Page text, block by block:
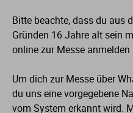
Bitte beachte, dass du aus
Gründen 16 Jahre alt sein
online zur Messe anmelden
Um dich zur Messe über
du uns eine vorgegebene
vom System erkannt wird.